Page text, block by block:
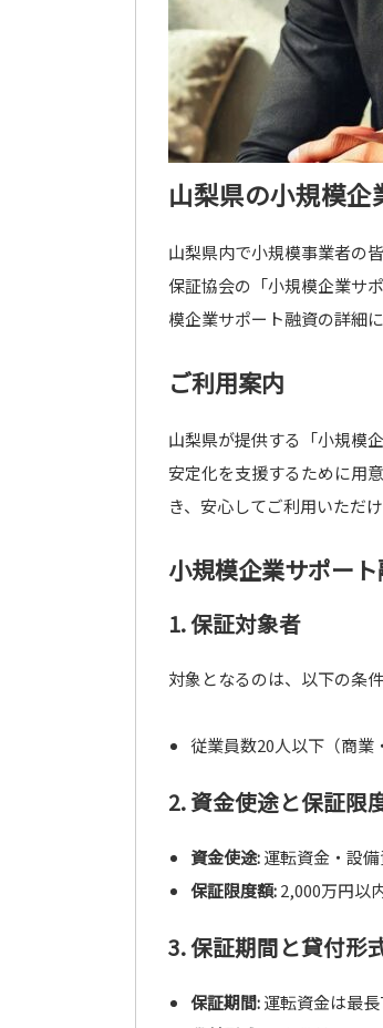
山梨県の小規模
山梨県内で小規模事業者の
保証協会の「小規模企業サ
模企業サポート融資の詳細
ご利用案内
山梨県が提供する「小規模
安定化を支援するために用
き、安心してご利用いただけ
小規模企業サポー
1. 保証対象者
対象となるのは、以下の条
従業員数20人以下（商業
2. 資金使途と保証限
資金使途:運転資金・設備
保証限度額:2,000万円以
3. 保証期間と貸付形
保証期間:運転資金は最長